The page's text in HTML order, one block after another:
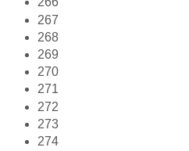
267
268
269
270
271
272
273
274